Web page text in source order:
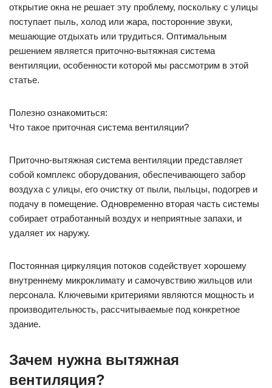
открытие окна не решает эту проблему, поскольку с улицы
поступает пыль, холод или жара, посторонние звуки,
мешающие отдыхать или трудиться. Оптимальным
решением является приточно-вытяжная система
вентиляции, особенности которой мы рассмотрим в этой
статье.
Полезно ознакомиться:
Что такое приточная система вентиляции?
Приточно-вытяжная система вентиляции представляет
собой комплекс оборудования, обеспечивающего забор
воздуха с улицы, его очистку от пыли, пыльцы, подогрев и
подачу в помещение. Одновременно вторая часть системы
собирает отработанный воздух и неприятные запахи, и
удаляет их наружу.
Постоянная циркуляция потоков содействует хорошему
внутреннему микроклимату и самочувствию жильцов или
персонала. Ключевыми критериями являются мощность и
производительность, рассчитываемые под конкретное
здание.
Зачем нужна вытяжная
вентиляция?